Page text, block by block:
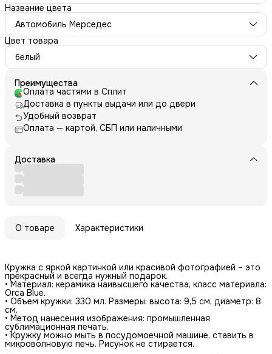
Название цвета
Автомобиль Мерседес
Цвет товара
белый
Преимущества
Оплата частями в Сплит
Доставка в пункты выдачи или до двери
Удобный возврат
Оплата — картой, СБП или наличными
Доставка
О товаре Характеристики
Кружка с яркой картинкой или красивой фотографией – это
прекрасный и всегда нужный подарок.
• Материал: керамика наивысшего качества, класс материала:
Orca Blue.
• Объем кружки: 330 мл. Размеры: высота: 9,5 см, диаметр: 8
см.
• Метод нанесения изображения: промышленная
сублимационная печать.
• Кружку можно мыть в посудомоечной машине, ставить в
микроволновую печь. Рисунок не стирается.